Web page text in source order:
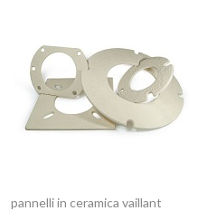
pannelli in ceramica vaillant